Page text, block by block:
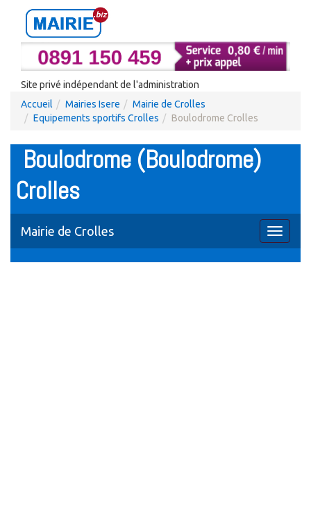
Site privé indépendant de l'administration
Accueil
Mairies Isere
Mairie de Crolles
Equipements sportifs Crolles
Boulodrome Crolles
Boulodrome (Boulodrome)
Crolles
Toggle
Mairie de Crolles